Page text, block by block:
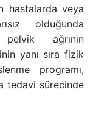
hastalarda veya
olduğunda
ağrının
yanı sıra fizik
programı,
tedavi sürecinde